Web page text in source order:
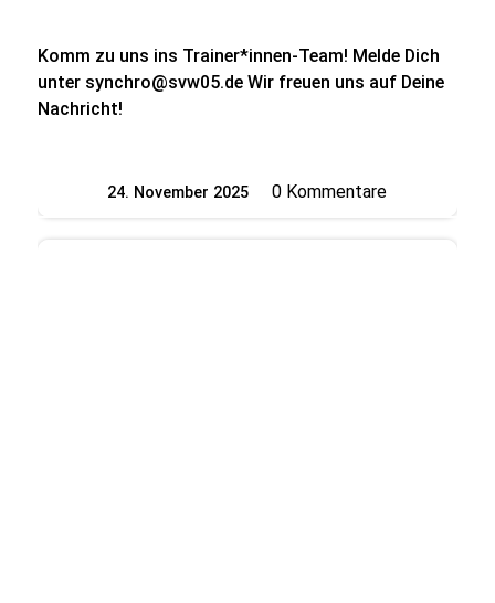
Komm zu uns ins Trainer*innen-Team! Melde Dich
unter synchro@svw05.de Wir freuen uns auf Deine
Nachricht!
24. November 2025
/ 0 Kommentare